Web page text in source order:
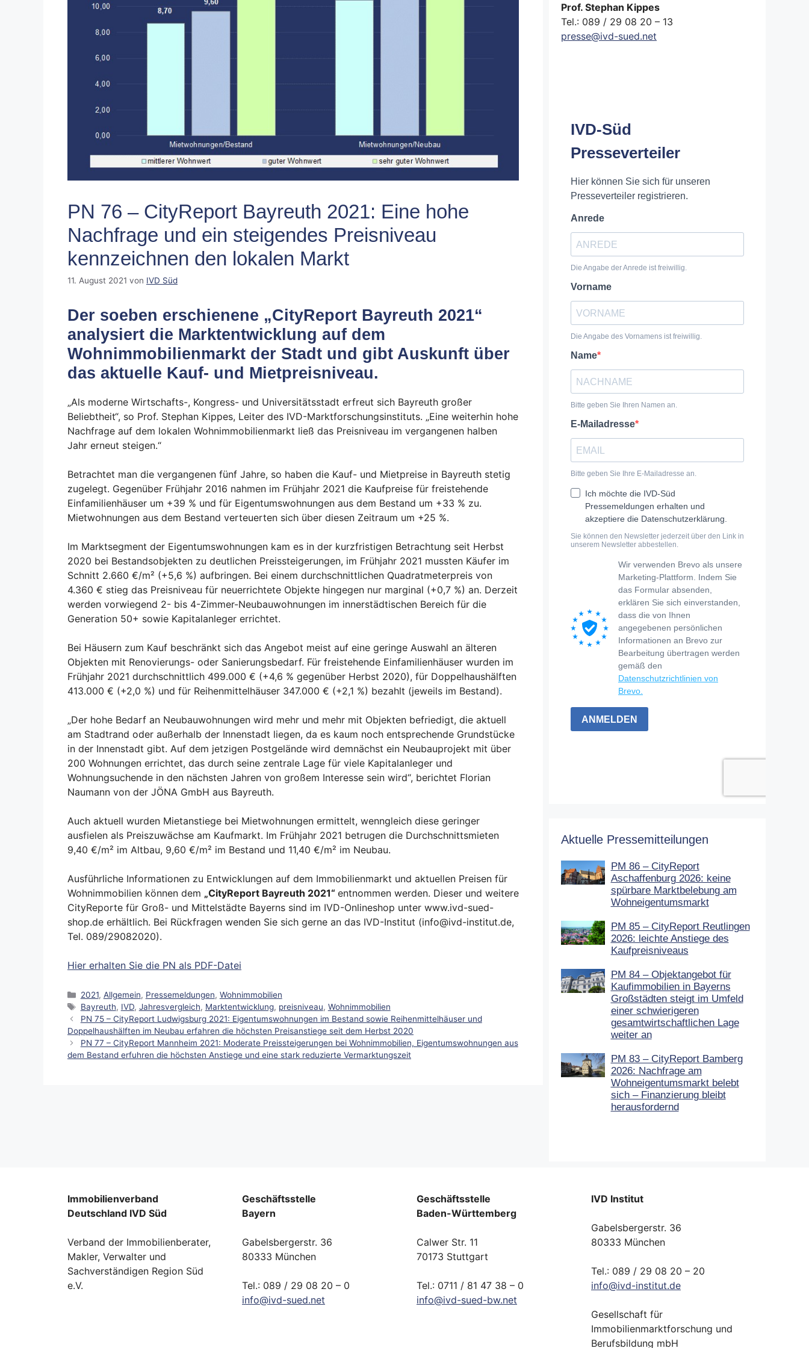
PN 76 – CityReport Bayreuth 2021: Eine hohe
Nachfrage und ein steigendes Preisniveau
kennzeichnen den lokalen Markt
11. August 2021 von IVD Süd
Der soeben erschienene „CityReport Bayreuth 2021“
analysiert die Marktentwicklung auf dem
Wohnimmobilienmarkt der Stadt und gibt Auskunft über
das aktuelle Kauf- und Mietpreisniveau.
„Als moderne Wirtschafts-, Kongress- und Universitätsstadt erfreut sich Bayreuth großer
Beliebtheit“, so Prof. Stephan Kippes, Leiter des IVD-Marktforschungsinstituts. „Eine weiterhin hohe
Nachfrage auf dem lokalen Wohnimmobilienmarkt ließ das Preisniveau im vergangenen halben
Jahr erneut steigen.“
Betrachtet man die vergangenen fünf Jahre, so haben die Kauf- und Mietpreise in Bayreuth stetig
zugelegt. Gegenüber Frühjahr 2016 nahmen im Frühjahr 2021 die Kaufpreise für freistehende
Einfamilienhäuser um +39 % und für Eigentumswohnungen aus dem Bestand um +33 % zu.
Mietwohnungen aus dem Bestand verteuerten sich über diesen Zeitraum um +25 %.
Im Marktsegment der Eigentumswohnungen kam es in der kurzfristigen Betrachtung seit Herbst
2020 bei Bestandsobjekten zu deutlichen Preissteigerungen, im Frühjahr 2021 mussten Käufer im
Schnitt 2.660 €/m² (+5,6 %) aufbringen. Bei einem durchschnittlichen Quadratmeterpreis von
4.360 € stieg das Preisniveau für neuerrichtete Objekte hingegen nur marginal (+0,7 %) an. Derzeit
werden vorwiegend 2- bis 4-Zimmer-Neubauwohnungen im innerstädtischen Bereich für die
Generation 50+ sowie Kapitalanleger errichtet.
Bei Häusern zum Kauf beschränkt sich das Angebot meist auf eine geringe Auswahl an älteren
Objekten mit Renovierungs- oder Sanierungsbedarf. Für freistehende Einfamilienhäuser wurden im
Frühjahr 2021 durchschnittlich 499.000 € (+4,6 % gegenüber Herbst 2020), für Doppelhaushälften
413.000 € (+2,0 %) und für Reihenmittelhäuser 347.000 € (+2,1 %) bezahlt (jeweils im Bestand).
„Der hohe Bedarf an Neubauwohnungen wird mehr und mehr mit Objekten befriedigt, die aktuell
am Stadtrand oder außerhalb der Innenstadt liegen, da es kaum noch entsprechende Grundstücke
in der Innenstadt gibt. Auf dem jetzigen Postgelände wird demnächst ein Neubauprojekt mit über
200 Wohnungen errichtet, das durch seine zentrale Lage für viele Kapitalanleger und
Wohnungsuchende in den nächsten Jahren von großem Interesse sein wird“, berichtet Florian
Naumann von der JÖNA GmbH aus Bayreuth.
Auch aktuell wurden Mietanstiege bei Mietwohnungen ermittelt, wenngleich diese geringer
ausfielen als Preiszuwächse am Kaufmarkt. Im Frühjahr 2021 betrugen die Durchschnittsmieten
9,40 €/m² im Altbau, 9,60 €/m² im Bestand und 11,40 €/m² im Neubau.
Ausführliche Informationen zu Entwicklungen auf dem Immobilienmarkt und aktuellen Preisen für
Wohnimmobilien können dem „CityReport Bayreuth 2021“ entnommen werden. Dieser und weitere
CityReporte für Groß- und Mittelstädte Bayerns sind im IVD-Onlineshop unter www.ivd-sued-
shop.de erhältlich. Bei Rückfragen wenden Sie sich gerne an das IVD-Institut (info@ivd-institut.de,
Tel. 089/29082020).
Hier erhalten Sie die PN als PDF-Datei
Kategorien
2021, Allgemein, Pressemeldungen, Wohnimmobilien
Schlagwörter
Bayreuth, IVD, Jahresvergleich, Marktentwicklung, preisniveau, Wohnimmobilien
PN 75 – CityReport Ludwigsburg 2021: Eigentumswohnungen im Bestand sowie Reihenmittelhäuser und
Doppelhaushälften im Neubau erfahren die höchsten Preisanstiege seit dem Herbst 2020
PN 77 – CityReport Mannheim 2021: Moderate Preissteigerungen bei Wohnimmobilien, Eigentumswohnungen aus
dem Bestand erfuhren die höchsten Anstiege und eine stark reduzierte Vermarktungszeit
Prof. Stephan Kippes
Tel.: 089 / 29 08 20 – 13
presse@ivd-sued.net
Aktuelle Pressemitteilungen
PM 86 – CityReport
Aschaffenburg 2026: keine
spürbare Marktbelebung am
Wohneigentumsmarkt
PM 85 – CityReport Reutlingen
2026: leichte Anstiege des
Kaufpreisniveaus
PM 84 – Objektangebot für
Kaufimmobilien in Bayerns
Großstädten steigt im Umfeld
einer schwierigeren
gesamtwirtschaftlichen Lage
weiter an
PM 83 – CityReport Bamberg
2026: Nachfrage am
Wohneigentumsmarkt belebt
sich – Finanzierung bleibt
herausfordernd
Immobilienverband
Deutschland IVD Süd
Verband der Immobilienberater,
Makler, Verwalter und
Sachverständigen Region Süd
e.V.
Geschäftsstelle
Bayern
Gabelsbergerstr. 36
80333 München
Tel.: 089 / 29 08 20 – 0
info@ivd-sued.net
Geschäftsstelle
Baden-Württemberg
Calwer Str. 11
70173 Stuttgart
Tel.: 0711 / 81 47 38 – 0
info@ivd-sued-bw.net
IVD Institut
Gabelsbergerstr. 36
80333 München
Tel.: 089 / 29 08 20 – 20
info@ivd-institut.de
Gesellschaft für
Immobilienmarktforschung und
Berufsbildung mbH